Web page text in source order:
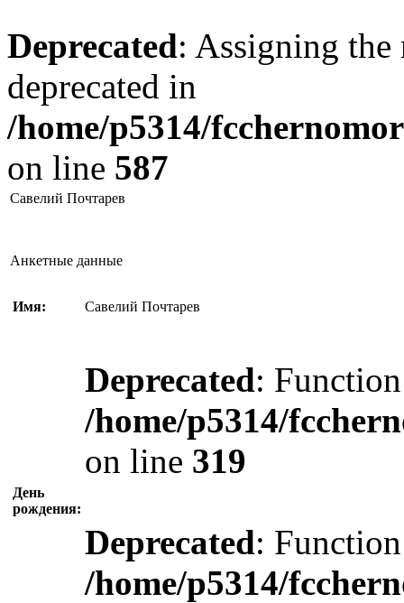
Deprecated: Assigning the
deprecated in
/home/p5314/
on line 587
Савелий Почтарев
Анкетные данные
Имя: Савелий Почтарев
День
рождения:
Deprecated:
/home/p5314/
on line 319
Deprecated:
/home/p5314/